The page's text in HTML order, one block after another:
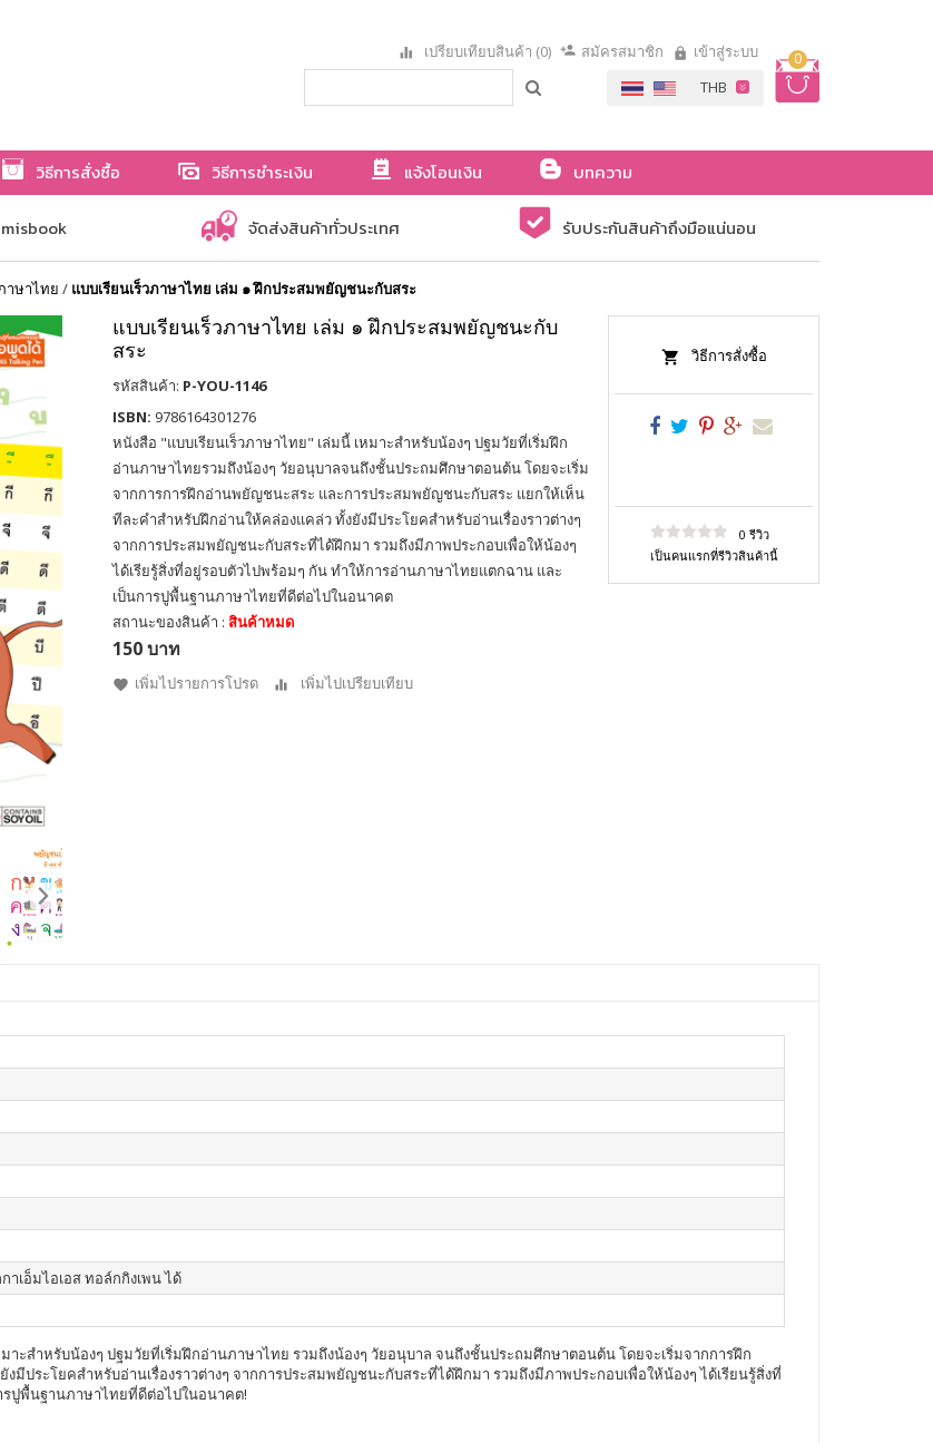
0
เปรียบเทียบสินค้า (0) สมัครสมาชิก เข้าสู่ระบบ
วิธีการสั่งซื้อ วิธีการชำระเงิน แจ้งโอนเงิน
บทความ
จัดส่งสินค้าทั่วประเทศ รับประกันสินค้าถึงมือแน่นอน
าษาไทย / แบบเรียนเร็วภาษาไทย เล่ม ๑ ฝึกประสมพยัญชนะกับสระ
แบบเรียนเร็วภาษาไทย เล่ม ๑ ฝึกประสมพยัญชนะกับ
สระ
รหัสสินค้า: P-YOU-1146
ISBN: 9786164301276
หนังสือ "แบบเรียนเร็วภาษาไทย" เล่มนี้ เหมาะสำหรับน้องๆ ปฐมวัยที่เริ่มฝึก
อ่านภาษาไทยรวมถึงน้องๆ วัยอนุบาลจนถึงชั้นประถมศึกษาตอนต้น โดยจะเริ่ม
จากการการฝึกอ่านพยัญชนะสระ และการประสมพยัญชนะกับสระ แยกให้เห็น
ทีละคำสำหรับฝึกอ่านให้คล่องแคล่ว ทั้งยังมีประโยคสำหรับอ่านเรื่องราวต่างๆ
จากการประสมพยัญชนะกับสระที่ได้ฝึกมา รวมถึงมีภาพประกอบเพื่อให้น้องๆ
ได้เรียรู้สิ่งที่อยู่รอบตัวไปพร้อมๆ กัน ทำให้การอ่านภาษาไทยแตกฉาน และ
เป็นการปูพื้นฐานภาษาไทยที่ดีต่อไปในอนาคต
สถานะของสินค้า : สินค้าหมด
150 บาท
เพิ่มไปรายการโปรด เพิ่มไปเปรียบเทียบ
วิธีการสั่งซื้อ
0 รีวิว
เป็นคนแรกที่รีวิวสินค้านี้
าเอ็มไอเอส ทอล์กกิงเพน ได้
าะสำหรับน้องๆ ปฐมวัยที่เริ่มฝึกอ่านภาษาไทย รวมถึงน้องๆ วัยอนุบาล จนถึงชั้นประถมศึกษาตอนต้น โดยจะเริ่มจากการฝึก
ประโยคสำหรับอ่านเรื่องราวต่างๆ จากการประสมพยัญชนะกับสระที่ได้ฝึกมา รวมถึงมีภาพประกอบเพื่อให้น้องๆ ได้เรียนรู้สิ่งที่
ปูพื้นฐานภาษาไทยที่ดีต่อไปในอนาคต!